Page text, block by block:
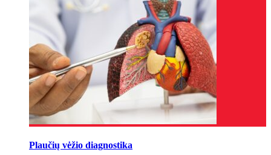
Plaučių vėžio diagnostika